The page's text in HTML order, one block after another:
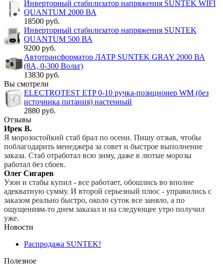
Инверторный стабилизатор напряжения SUNTEK WIFI
QUANTUM 2000 ВА
18500 руб.
Инверторный стабилизатор напряжения SUNTEK
QUANTUM 500 ВА
9200 руб.
Автотрансформатор ЛАТР SUNTEK GRAY 2000 ВА
(8А, 0-300 Вольт)
13830 руб.
Вы смотрели
ELECTROTEST ETP 0-10 ручка-позиционер WM (без
источника питания) настенный
2880 руб.
Отзывы
Ирек В.
Я морозостойкий стаб брал по осени. Пишу отзыв, чтобы
поблагодарить менеджера за совет и быстрое выполнение
заказа. Стаб отработал всю зиму, даже в лютые морозы
работал без сбоев.
Олег Сигарев
Узон и стабы купил - все работает, обошлись во вполне
адекватную сумму. И второй серьезный плюс - управились с
заказом реально быстро, около суток все заняло, а по
ощущениям-то днем заказал и на следующее утро получил
уже.
Новости
Распродажа SUNTEK!
Полезное